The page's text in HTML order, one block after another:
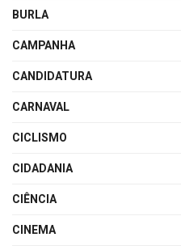
BURLA
CAMPANHA
CANDIDATURA
CARNAVAL
CICLISMO
CIDADANIA
CIÊNCIA
CINEMA